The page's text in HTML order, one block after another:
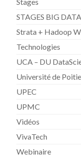
STAGES BIG
Strata + Hadoop
Technologies
UCA – DU
Université de
UPEC
UPMC
Vidéos
VivaTech
Webinaire